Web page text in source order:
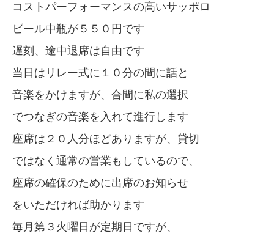
コストパーフォーマンスの高いサッポロ
ビール中瓶が５５０円です
遅刻、途中退席は自由です
当日はリレー式に１０分の間に話と
音楽をかけますが、合間に私の選択
でつなぎの音楽を入れて進行します
座席は２０人分ほどありますが、貸切
ではなく通常の営業もしているので、
座席の確保のために出席のお知らせ
をいただければ助かります
毎月第３火曜日が定期日ですが、